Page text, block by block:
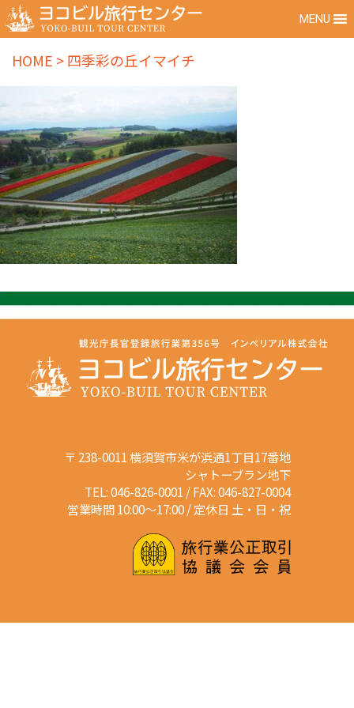
MENU
HOME >四季彩の丘イマイチ
〒 238-0011 横須賀市米が浜通1丁目17番地
シャトーブラン地下
TEL: 046-826-0001 / FAX: 046-827-0004
営業時間 10:00～17:00 / 定休日 土・日・祝